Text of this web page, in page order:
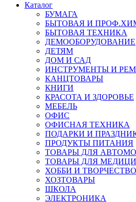
Каталог
БУМАГА
БЫТОВАЯ И
БЫТОВАЯ ТЕХНИКА
ДЕМООБОРУДОВАНИЕ
ДЕТЯМ
ДОМ И САД
ИНСТРУМЕНТЫ И
КАНЦТОВАРЫ
КНИГИ
КРАСОТА И ЗДОРОВЬЕ
МЕБЕЛЬ
ОФИС
ОФИСНАЯ ТЕХНИКА
ПОДАРКИ И
ПРОДУКТЫ ПИТАНИЯ
ТОВАРЫ ДЛЯ
ТОВАРЫ ДЛЯ
ХОББИ И ТВОРЧЕСТВО
ХОЗТОВАРЫ
ШКОЛА
ЭЛЕКТРОНИКА